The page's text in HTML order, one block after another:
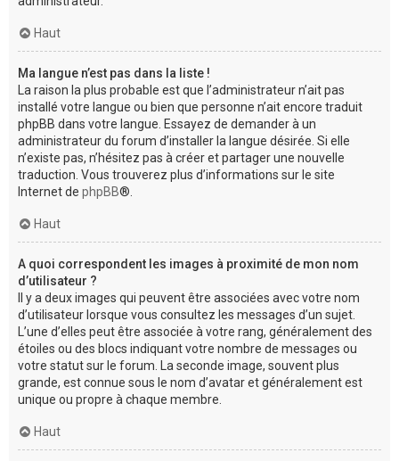
Haut
Ma langue n’est pas dans la liste !
La raison la plus probable est que l’administrateur n’ait pas
installé votre langue ou bien que personne n’ait encore traduit
phpBB dans votre langue. Essayez de demander à un
administrateur du forum d’installer la langue désirée. Si elle
n’existe pas, n’hésitez pas à créer et partager une nouvelle
traduction. Vous trouverez plus d’informations sur le site
Internet de phpBB®.
Haut
A quoi correspondent les images à proximité de mon nom
d’utilisateur ?
Il y a deux images qui peuvent être associées avec votre nom
d’utilisateur lorsque vous consultez les messages d’un sujet.
L’une d’elles peut être associée à votre rang, généralement des
étoiles ou des blocs indiquant votre nombre de messages ou
votre statut sur le forum. La seconde image, souvent plus
grande, est connue sous le nom d’avatar et généralement est
unique ou propre à chaque membre.
Haut